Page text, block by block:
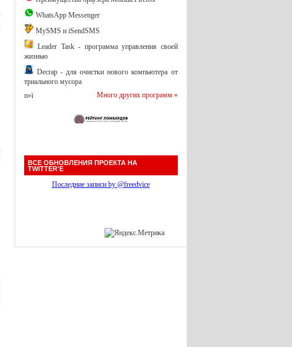
WhatsApp Messenger
MySMS и iSendSMS
Leader Task - программа управления своей
жизнью
Decrap - для очистки нового компьютера от
триального мусора
Много других программ »
п»ї
ВСЕ ОБНОВЛЕНИЯ ПРОЕКТА НА
TWITTER'Е
Последние записи by @freedvice